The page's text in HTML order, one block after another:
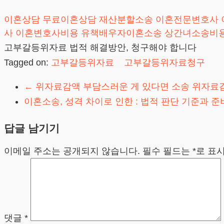
이혼상담 무료이혼상담 재산분할소송 이혼전문변호사
사 이혼변호사비용 유책배우자이혼소송 상간녀소송비
고부갈등위자료 법적 해결방안, 청구해야 합니다
Tagged on: 고부갈등위자료 고부갈등위자료청구
← 위자료감액 부담스러운 게 있다면 소송 위자료
이혼소송, 성격 차이로 인한 : 법적 판단 기준과
답글 남기기
이메일 주소는 공개되지 않습니다. 필수 필드는 *로 표
댓글 *